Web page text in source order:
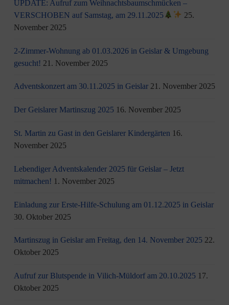
UPDATE: Aufruf zum Weihnachtsbaumschmücken –
VERSCHOBEN auf Samstag, am 29.11.2025
25.
November 2025
2-Zimmer-Wohnung ab 01.03.2026 in Geislar & Umgebung
gesucht! 21. November 2025
Adventskonzert am 30.11.2025 in Geislar 21. November 2025
Der Geislarer Martinszug 2025 16. November 2025
St. Martin zu Gast in den Geislarer Kindergärten 16.
November 2025
Lebendiger Adventskalender 2025 für Geislar – Jetzt
mitmachen! 1. November 2025
Einladung zur Erste-Hilfe-Schulung am 01.12.2025 in Geislar
30. Oktober 2025
Martinszug in Geislar am Freitag, den 14. November 2025 22.
Oktober 2025
Aufruf zur Blutspende in Vilich-Müldorf am 20.10.2025 17.
Oktober 2025